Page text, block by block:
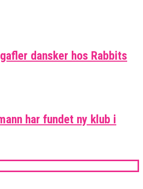
dansker hos Rabbits
har fundet ny klub i